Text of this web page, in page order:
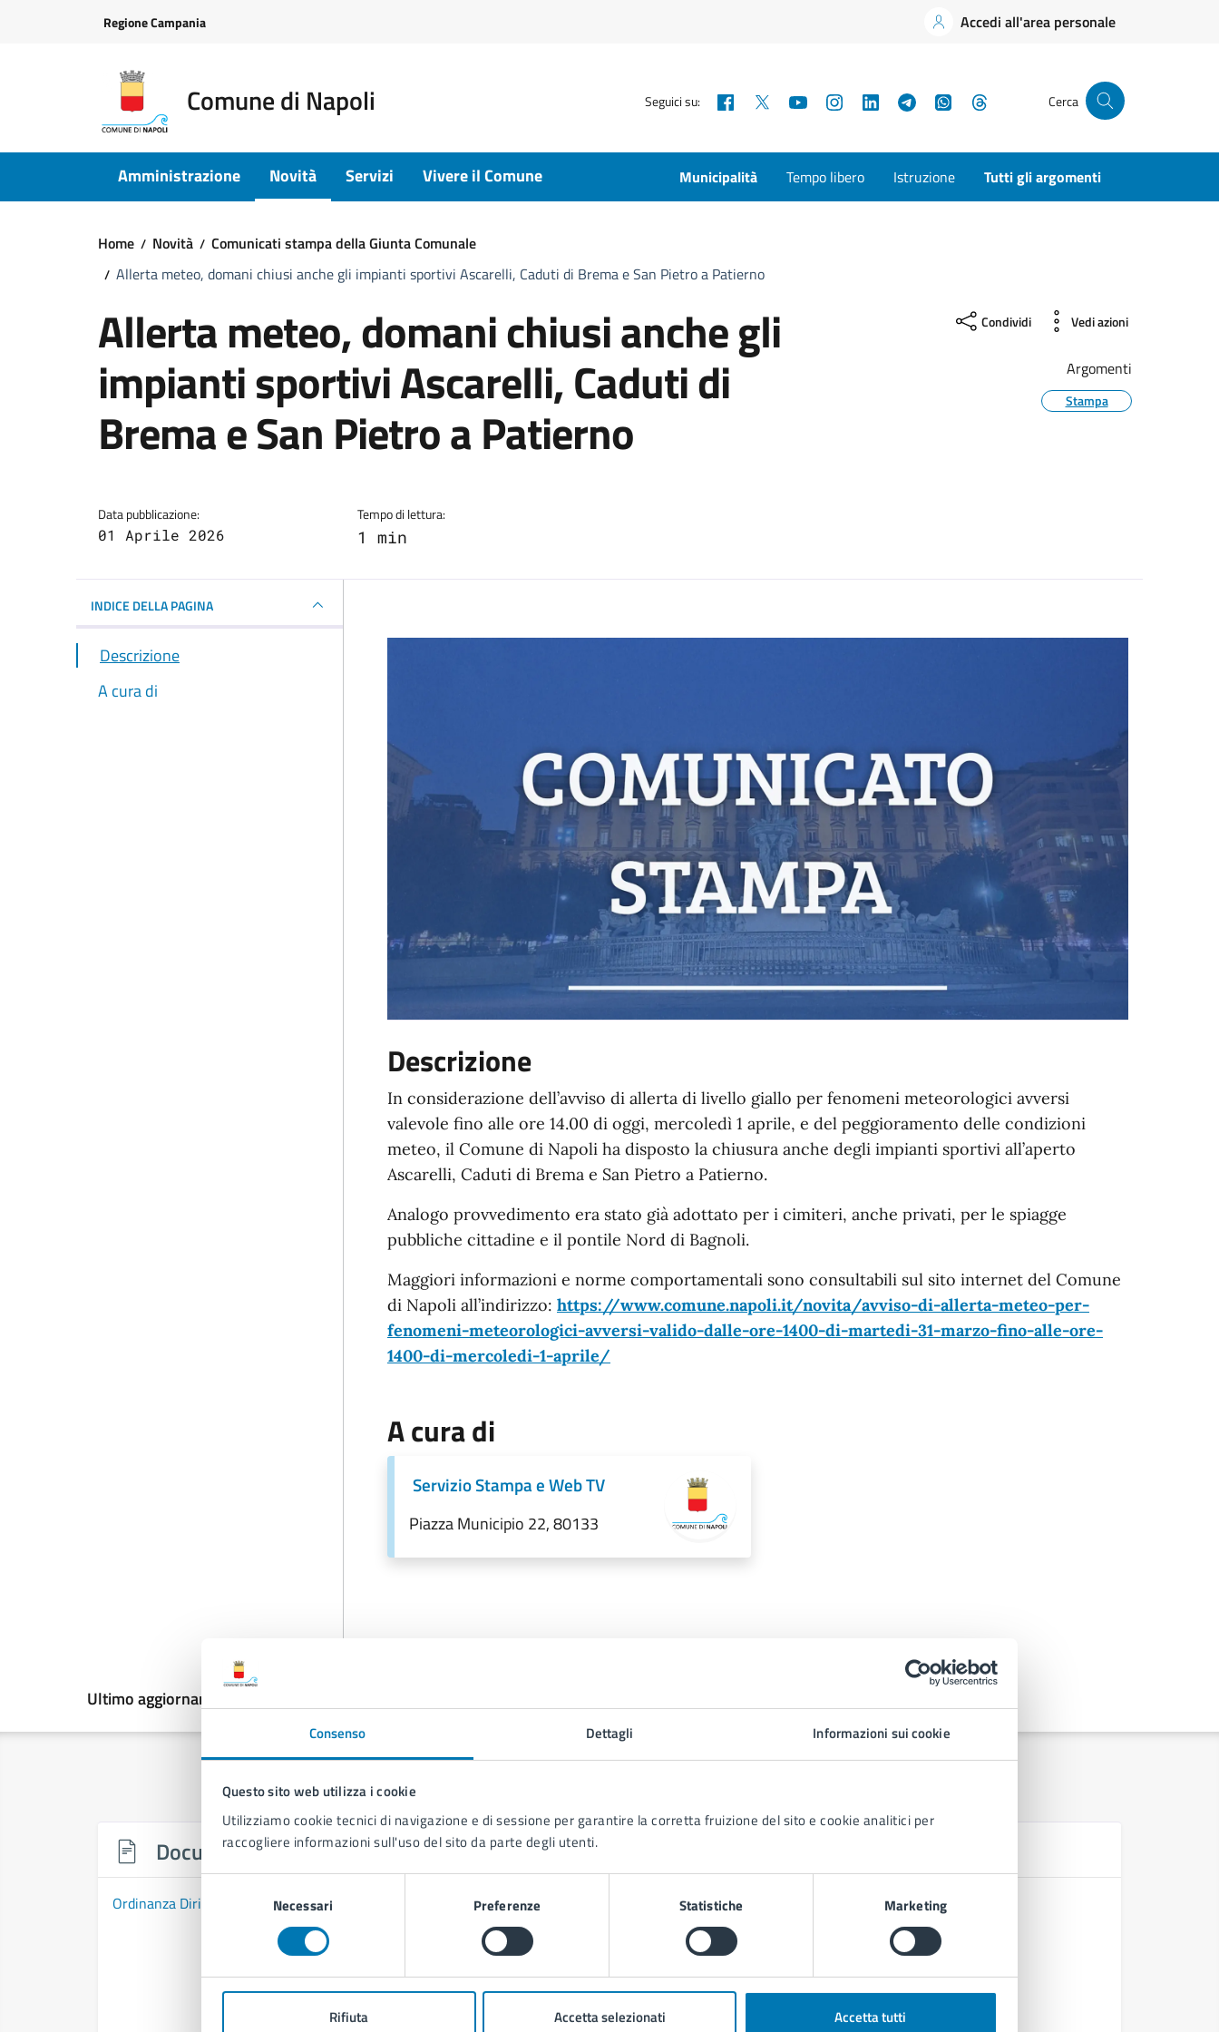
Consenso Dettagli Informazioni sui cookie
Questo sito web utilizza i cookie
Utilizziamo cookie tecnici di navigazione e di sessione per garantire la corretta fruizione del sito e cookie analitici per
raccogliere informazioni sull'uso del sito da parte degli utenti.
Necessari Preferenze Statistiche Marketing
Rifiuta Accetta selezionati Accetta tutti
Regione Campania Accedi all'area personale
Comune di Napoli Seguici su: Facebook YouTubeInstagramLinkedInTelegramWhatsApp Cerca
Amministrazione Novità Servizi Vivere il Comune Municipalità Tempo libero Istruzione Tutti gli argomenti
Home Novità
Comunicati stampa della Giunta Comunale
Allerta meteo, domani chiusi anche gli impianti sportivi Ascarelli, Caduti di Brema e San Pietro a Patierno
Allerta meteo, domani chiusi anche gli
impianti sportivi Ascarelli, Caduti di
Brema e San Pietro a Patierno
Data pubblicazione:
01 Aprile 2026
Tempo di lettura:
1 min
Condividi Vedi azioni
Argomenti
Stampa
INDICE DELLA PAGINA
Descrizione
A cura di
Descrizione
In considerazione dell’avviso di allerta di livello giallo per fenomeni meteorologici avversi
valevole fino alle ore 14.00 di oggi, mercoledì 1 aprile, e del peggioramento delle condizioni
meteo, il Comune di Napoli ha disposto la chiusura anche degli impianti sportivi all’aperto
Ascarelli, Caduti di Brema e San Pietro a Patierno.
Analogo provvedimento era stato già adottato per i cimiteri, anche privati, per le spiagge
pubbliche cittadine e il pontile Nord di Bagnoli.
Maggiori informazioni e norme comportamentali sono consultabili sul sito internet del Comune
di Napoli all’indirizzo: https://www.comune.napoli.it/novita/avviso-di-allerta-meteo-per-
fenomeni-meteorologici-avversi-valido-dalle-ore-1400-di-martedi-31-marzo-fino-alle-ore-
1400-di-mercoledi-1-aprile/
A cura di
Servizio Stampa e Web TV
Piazza Municipio 22, 80133
Ultimo aggiornamento:
Documenti
Ordinanza Dirigenziale n. 514 del 01/04/2026